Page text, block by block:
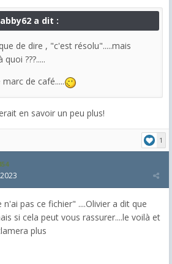
a dit :
de dire , "c'est résolu".....mais
???.....
de café.....
en savoir un peu plus!
1
pas ce fichier" ....Olivier a dit que
si cela peut vous rassurer....le voilà et
plus